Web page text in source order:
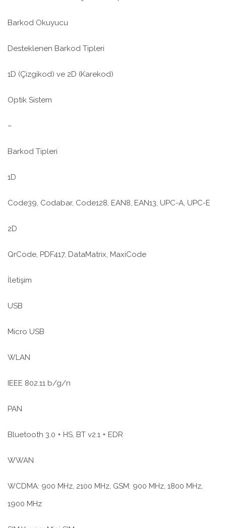
Barkod Okuyucu
Desteklenen Barkod Tipleri
1D (Çizgikod) ve 2D (Karekod)
Optik Sistem
–
Barkod Tipleri
1D
Code39, Codabar, Code128, EAN8, EAN13, UPC-A, UPC-E
2D
QrCode, PDF417, DataMatrix, MaxiCode
İletişim
USB
Micro USB
WLAN
IEEE 802.11 b/g/n
PAN
Bluetooth 3.0 + HS, BT v2.1 + EDR
WWAN
WCDMA: 900 MHz, 2100 MHz, GSM: 900 MHz, 1800 MHz,
1900 MHz